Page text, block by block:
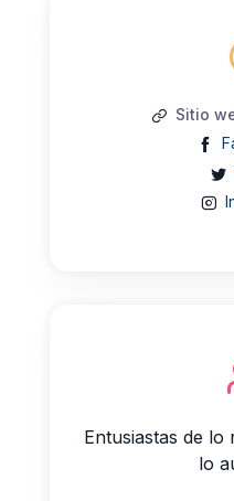
Sitio
Entusiastas de lo
lo